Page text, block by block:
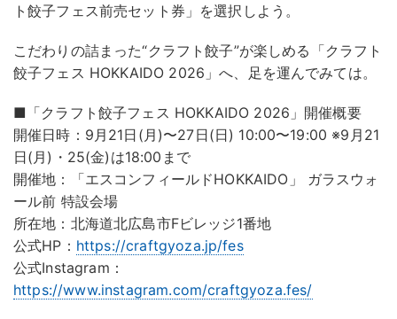
ト餃子フェス前売セット券」を選択しよう。
こだわりの詰まった“クラフト餃子”が楽しめる「クラフト
餃子フェス HOKKAIDO 2026」へ、足を運んでみては。
■「クラフト餃子フェス HOKKAIDO 2026」開催概要
開催日時：9月21日(月)〜27日(日) 10:00〜19:00 ※9月21
日(月)・25(金)は18:00まで
開催地：「エスコンフィールドHOKKAIDO」 ガラスウォ
ール前 特設会場
所在地：北海道北広島市Fビレッジ1番地
公式HP： https://craftgyoza.jp/fes
公式Instagram：
https://www.instagram.com/craftgyoza.fes/